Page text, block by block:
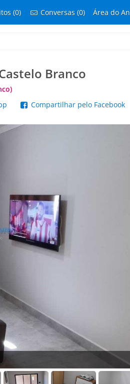
(0) Conversas (0) Área do
Branco
Compartilhar pelo Facebook